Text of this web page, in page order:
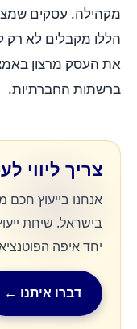
מקהילה. עסקים
הללו מקבלים לא רק
את העסק מרצון
ברשתות החברתיות.
צריך ליווי
אנחנו בייעוץ חכם
בישראל. שיחת
יחד איפה
דברו איתנו ←